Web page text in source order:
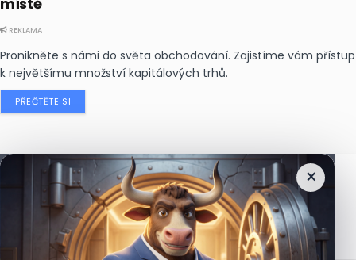
REKLAMA
Pronikněte s námi do světa obchodování. Zajistíme vám přístup
k největšímu množství kapitálových trhů.
PŘEČTĚTE SI
×
Nejčtenějšízprávy